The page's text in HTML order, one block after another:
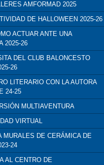
AMFORMAD 2025
DE HALLOWEEN 2025-26
ACTUAR ANTE UNA
2025-26
DEL CLUB BALONCESTO
26
LITERARIO CON LA AUTORA
24-25
MULTIAVENTURA
VIRTUAL
MURALES DE CERÁMICA DE
24
AL CENTRO DE